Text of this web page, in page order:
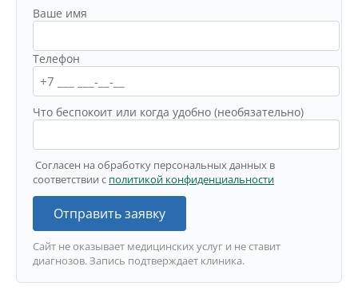
Ваше имя
Телефон
Что беспокоит или когда удобно (необязательно)
Согласен на обработку персональных данных в
соответствии с политикой конфиденциальности
Отправить заявку
Сайт не оказывает медицинских услуг и не ставит
диагнозов. Запись подтверждает клиника.